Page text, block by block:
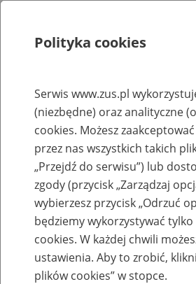
Rejestry, ewidencje i archiwa
Baza zlikwidowanych
przekształconych
Nazwa zakładu pracy:
Polityka cookies
Serwis www.zus.pl
(niezbędne) oraz analityczne
cookies. Możesz
przez nas wszystkich takich
„Przejdź do serwisu”) lub
zgody (przycisk „Zarządzaj
wybierzesz przycisk „Odrzuć
będziemy wykorzystywać
cookies. W każdej chwili
ustawienia. Aby to zrobić,
plików cookies” w stopce.